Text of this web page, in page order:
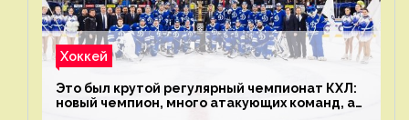
Хоккей
Это был крутой регулярный чемпионат КХЛ:
новый чемпион, много атакующих команд, а